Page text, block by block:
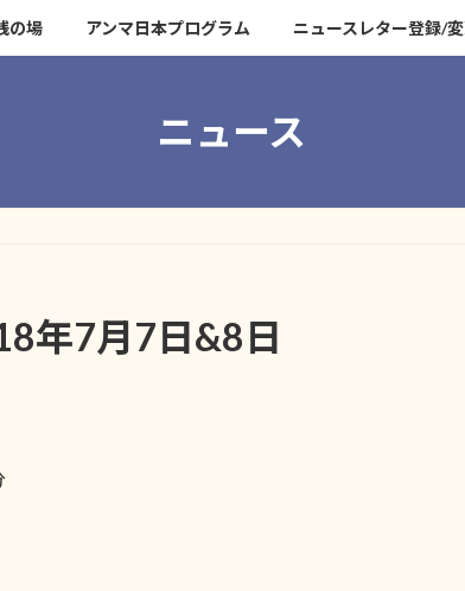
の場 アンマ日本プログラム ニュースレター登録/
ニュース
年7月7日&8日